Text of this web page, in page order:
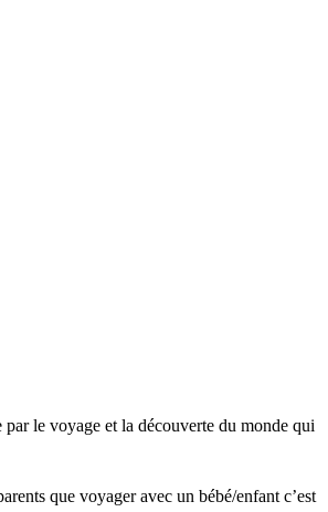
le voyage et la découverte du monde qui
que voyager avec un bébé/enfant c’est